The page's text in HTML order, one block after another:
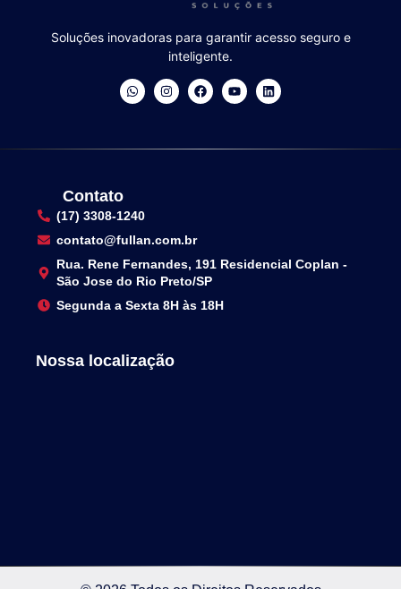
Soluções inovadoras para garantir acesso seguro e
inteligente.
Contato
(17) 3308-1240
contato@fullan.com.br
Rua. Rene Fernandes, 191 Residencial Coplan -
São Jose do Rio Preto/SP
Segunda a Sexta 8H às 18H
Nossa localização